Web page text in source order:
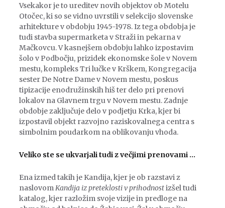
Vsekakor je to ureditev novih objektov ob Motelu
Otočec, ki so se vidno uvrstili v selekcijo slovenske
arhitekture v obdobju 1945-1978. Iz tega obdobja je
tudi stavba supermarketa v Straži in pekarna v
Mačkovcu. V kasnejšem obdobju lahko izpostavim
šolo v Podbočju, prizidek ekonomske šole v Novem
mestu, kompleks Tri lučke v Krškem, Kongregacija
sester De Notre Dame v Novem mestu, poskus
tipizacije enodružinskih hiš ter delo pri prenovi
lokalov na Glavnem trgu v Novem mestu. Zadnje
obdobje zaključuje delo v podjetju Krka, kjer bi
izpostavil objekt razvojno raziskovalnega centra s
simbolnim poudarkom na oblikovanju vhoda.
Veliko ste se ukvarjali tudi z večjimi prenovami …
Ena izmed takih je Kandija, kjer je ob razstavi z
naslovomKandija iz preteklosti v prihodnostizšel tudi
katalog, kjer razložim svoje vizije in predloge na